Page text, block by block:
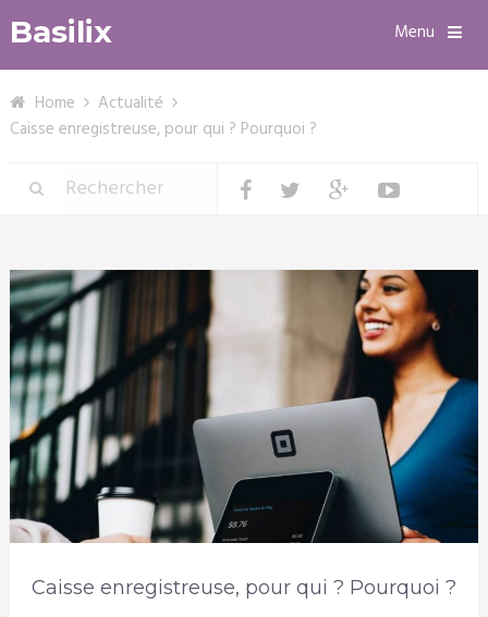
Basilix Menu
Home
Actualité
Caisse enregistreuse, pour qui ? Pourquoi ?
Caisse enregistreuse, pour qui ? Pourquoi ?